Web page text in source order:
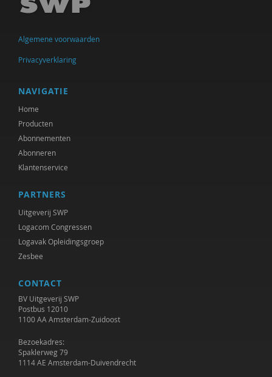
Algemene voorwaarden
Privacyverklaring
NAVIGATIE
Home
Producten
Abonnementen
Abonneren
Klantenservice
PARTNERS
Uitgeverij SWP
Logacom Congressen
Logavak Opleidingsgroep
Zesbee
CONTACT
BV Uitgeverij SWP
Postbus 12010
1100 AA Amsterdam-Zuidoost
Bezoekadres:
Spaklerweg 79
1114 AE Amsterdam-Duivendrecht